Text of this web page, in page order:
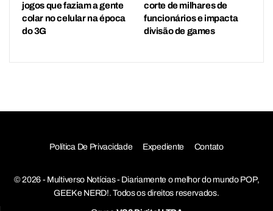
jogos que faziam a gente
colar no celular na época
do 3G
corte de milhares de
funcionários e impacta
divisão de games
Política De Privacidade Expediente Contato
© 2026 - Multiverso Notícias - Diariamente o melhor do mundo POP,
GEEK e NERD!. Todos os direitos reservados.